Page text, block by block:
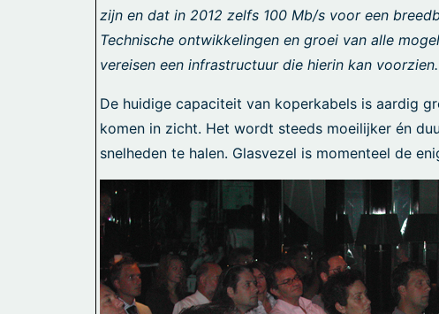
zijn en dat in 2012 zelfs 100 Mb/s voor een
Technische ontwikkelingen en groei van alle
vereisen een infrastructuur die hierin kan voorzien.
De huidige capaciteit van koperkabels is aardig
komen in zicht. Het wordt steeds moeilijker én
snelheden te halen. Glasvezel is momenteel de